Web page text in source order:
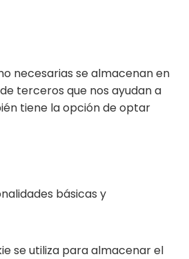
necesarias se almacenan en
terceros que nos ayudan a
tiene la opción de optar
básicas y
se utiliza para almacenar el